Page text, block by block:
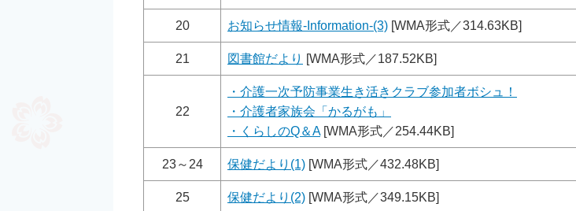
20 お知らせ情報-Information-(3) [WMA形式／314.63KB]
21 図書館だより [WMA形式／187.52KB]
22
・介護一次予防事業生き活きクラブ参加者ボシュ！
・介護者家族会「かるがも」
・くらしのQ＆A[WMA形式／254.44KB]
23～24 保健だより(1) [WMA形式／432.48KB]
25 保健だより(2) [WMA形式／349.15KB]